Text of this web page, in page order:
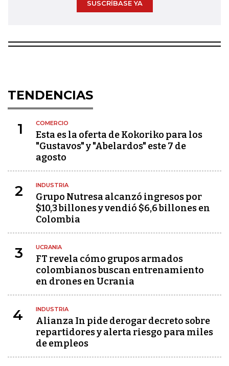
SUSCRÍBASE YA
TENDENCIAS
1 COMERCIO
Esta es la oferta de Kokoriko para los
"Gustavos" y "Abelardos" este 7 de
agosto
2 INDUSTRIA
Grupo Nutresa alcanzó ingresos por
$10,3 billones y vendió $6,6 billones en
Colombia
3 UCRANIA
FT revela cómo grupos armados
colombianos buscan entrenamiento
en drones en Ucrania
4 INDUSTRIA
Alianza In pide derogar decreto sobre
repartidores y alerta riesgo para miles
de empleos